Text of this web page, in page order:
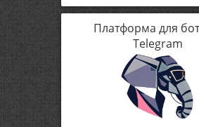
Платформа для
Telegram